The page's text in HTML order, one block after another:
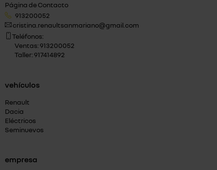
Página de Contacto
913200052
cristina.renaultsanmariano@gmail.com
Teléfonos:
Ventas: 913200052
Taller: 917414892
vehículos
Renault
Dacia
Eléctricos
Seminuevos
empresa